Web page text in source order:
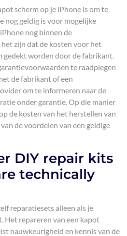
scherm op je iPhone is om te
nog geldig is voor mogelijke
nog binnen de
zijn dat de kosten voor het
gedekt worden door de fabrikant.
te raadplegen
de fabrikant of een
om te informeren naar de
onder garantie. Op die manier
de kosten van het herstellen van
de voordelen van een geldige
DIY repair kits
technically
reparatiesets alleen als je
Het repareren van een kapot
nauwkeurigheid en kennis van de